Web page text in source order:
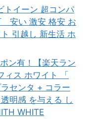
トイーン 超コンパ
安い 激安 格安 お
引越し 新生活 ホ
ン有！【楽天ラン
ィス ホワイト 「
センタ + コラー
明感 を与える し
WHITE